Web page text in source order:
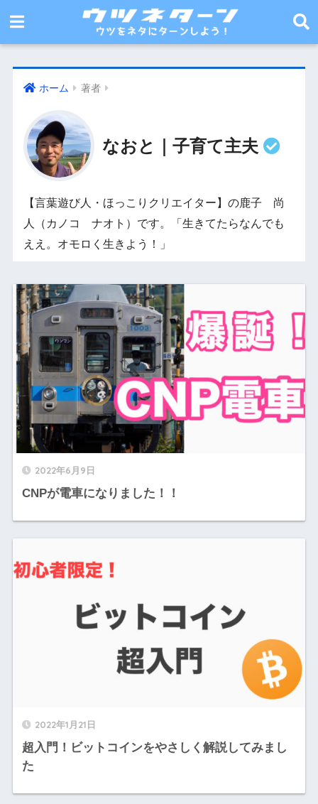
ホーム 著者
なおと｜子育て主夫
【言葉遊び人・ほっこりクリエイター】の鹿子 尚
人（カノコ ナオト）です。「生きてたらなんでも
ええ。オモロく生きよう！」
2022年6月9日
CNPが電車になりました！！
2022年1月21日
超入門！ビットコインをやさしく解説してみまし
た